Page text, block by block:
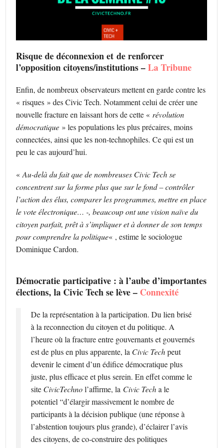
Risque de déconnexion et de renforcer
l’opposition citoyens/institutions –La Tribune
Enfin, de nombreux observateurs mettent en garde contre les
« risques » des Civic Tech. Notamment celui de créer une
nouvelle fracture en laissant hors de cette « révolution
démocratique » les populations les plus précaires, moins
connectées, ainsi que les non-technophiles. Ce qui est un
peu le cas aujourd’hui.
«Au-delà du fait que de nombreuses Civic Tech se
concentrent sur la forme plus que sur le fond – contrôler
l’action des élus, comparer les programmes, mettre en place
le vote électronique… -, beaucoup ont une vision naïve du
citoyen parfait, prêt à s’impliquer et à donner de son temps
pour comprendre la politique« , estime le sociologue
Dominique Cardon.
Démocratie participative : à l’aube d’importantes
élections, la Civic Tech se lève – Connexité
De la représentation à la participation. Du lien brisé
à la reconnection du citoyen et du politique. A
l’heure où la fracture entre gouvernants et gouvernés
est de plus en plus apparente, la Civic Techpeut
devenir le ciment d’un édifice démocratique plus
juste, plus efficace et plus serein. En effet comme le
site CivicTechnol’affirme, la Civic Techa le
potentiel “d’élargir massivement le nombre de
participants à la décision publique (une réponse à
l’abstention toujours plus grande), d’éclairer l’avis
des citoyens, de co-construire des politiques